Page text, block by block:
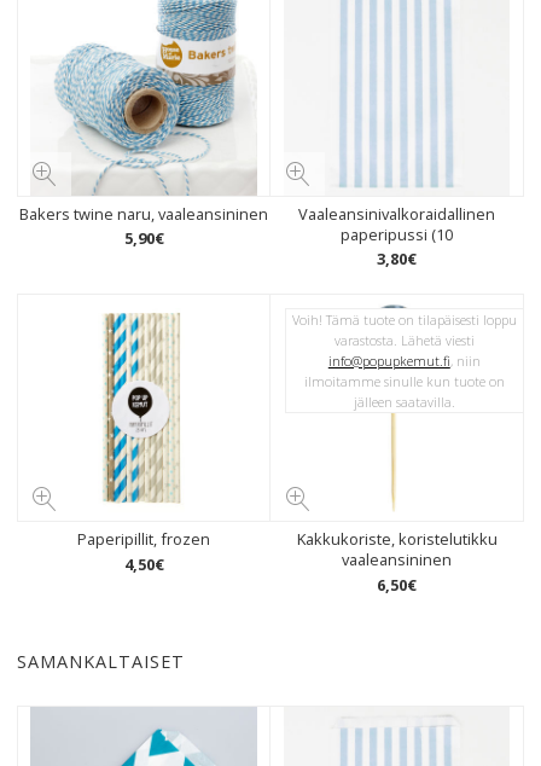
Bakers twine naru, vaaleansininen
5,90€
Vaaleansinivalkoraidallinen
paperipussi (10
3,80€
Paperipillit, frozen
4,50€
Kakkukoriste, koristelutikku
vaaleansininen
6,50€
Voih! Tämä tuote on tilapäisesti loppu
varastosta. Lähetä viesti
info@popupkemut.fi, niin
ilmoitamme sinulle kun tuote on
jälleen saatavilla.
SAMANKALTAISET